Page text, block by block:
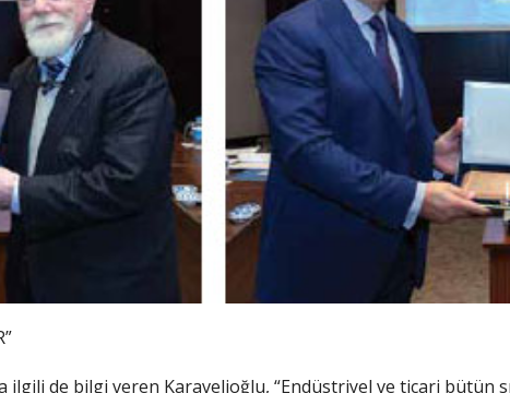
ilgili de bilgi veren Karavelioğlu, “Endüstriyel ve ticari bütün